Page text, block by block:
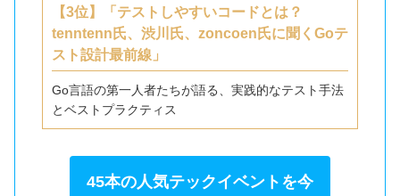
【3位】「テストしやすいコードとは？
tenntenn氏、渋川氏、zoncoen氏に聞くGoテ
スト設計最前線」
Go言語の第一人者たちが語る、実践的なテスト手法
とベストプラクティス
45本の人気テックイベントを今